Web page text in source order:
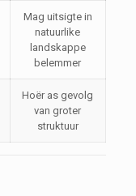
Mag uitsigte in
natuurlike
landskappe
belemmer
Hoër as gevolg
van groter
struktuur